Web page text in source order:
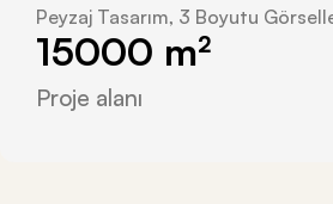
Peyzaj Tasarım, 3 Boyutu
Proje alanı
15000 m²